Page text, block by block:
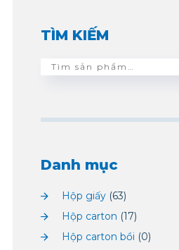
TÌM KIẾM
Danh mục
Hộp giấy (63)
Hộp carton (17)
Hộp carton bồi (0)